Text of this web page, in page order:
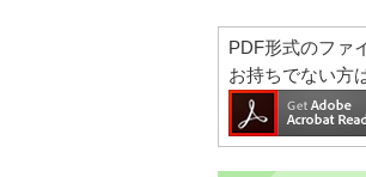
PDF形式のファ
お持ちでない方